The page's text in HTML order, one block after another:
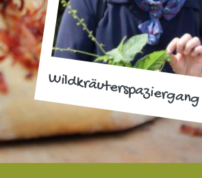
Wildkräuterspaziergang